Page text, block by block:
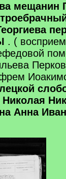
мещанин
. (
Николая
Анна